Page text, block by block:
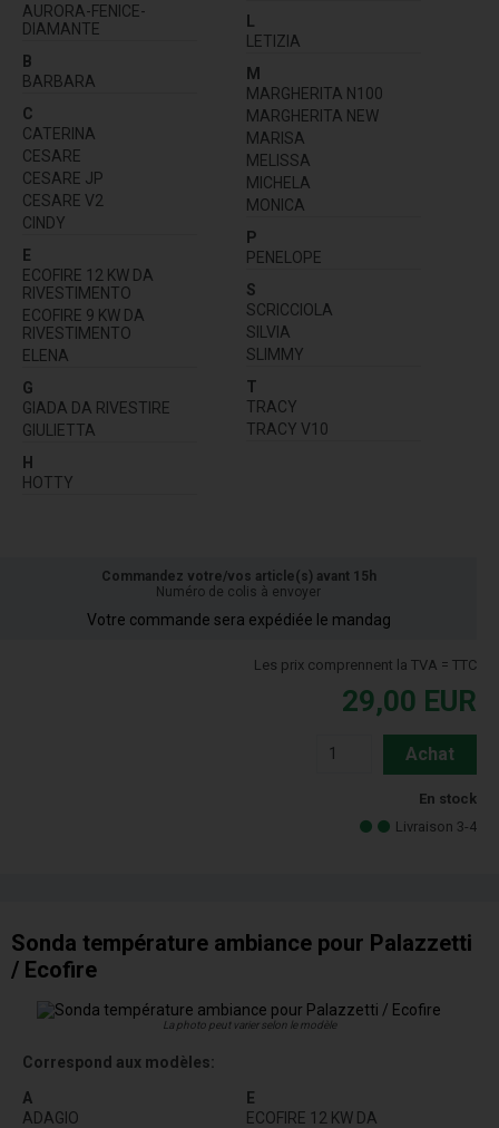
AURORA-FENICE-
DIAMANTE
B
BARBARA
C
CATERINA
CESARE
CESARE JP
CESARE V2
CINDY
E
ECOFIRE 12 KW DA
RIVESTIMENTO
ECOFIRE 9 KW DA
RIVESTIMENTO
ELENA
G
GIADA DA RIVESTIRE
GIULIETTA
H
HOTTY
L
LETIZIA
M
MARGHERITA N100
MARGHERITA NEW
MARISA
MELISSA
MICHELA
MONICA
P
PENELOPE
S
SCRICCIOLA
SILVIA
SLIMMY
T
TRACY
TRACY V10
Commandez votre/vos article(s) avant 15h
Numéro de colis à envoyer
Votre commande sera expédiée le mandag
Les prix comprennent la TVA = TTC
29,00 EUR
Achat
En stock
Livraison 3-4
Sonda température ambiance pour Palazzetti
/ Ecofire
La photo peut varier selon le modèle
Correspond aux modèles:
A
ADAGIO
E
ECOFIRE 12 KW DA